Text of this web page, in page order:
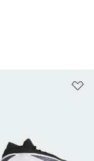
la Liste de produits